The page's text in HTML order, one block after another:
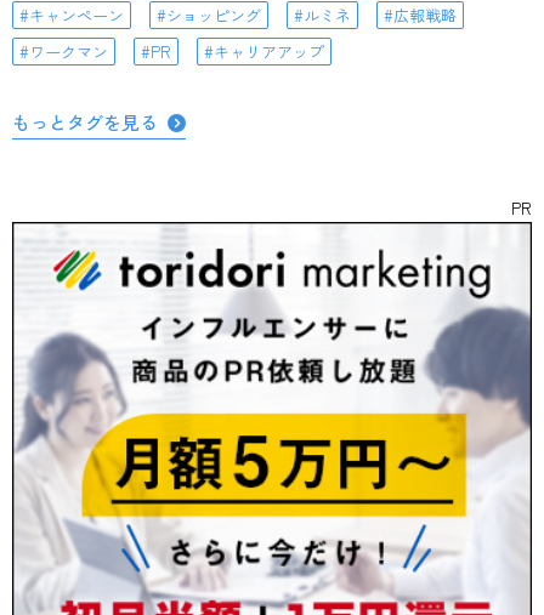
キャンペーン
ショッピング ルミネ
広報戦略
ワークマン
PR キャリアアップ
もっとタグを見る
PR